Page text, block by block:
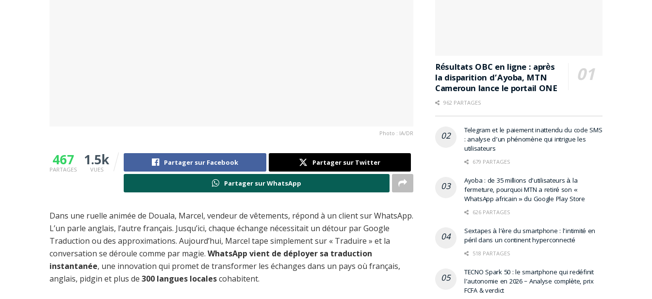
Photo : IA/DR
467
PARTAGES
1.5k
VUES
Partager sur Facebook Partager sur Twitter
Partager sur WhatsApp
Dans une ruelle animée de Douala, Marcel, vendeur de vêtements, répond à un client sur WhatsApp.
L’un parle anglais, l’autre français. Jusqu’ici, chaque échange nécessitait un détour par Google
Traduction ou des approximations. Aujourd’hui, Marcel tape simplement sur « Traduire » et la
conversation se déroule comme par magie. WhatsApp vient de déployer sa traduction
instantanée, une innovation qui promet de transformer les échanges dans un pays où français,
anglais, pidgin et plus de 300 langues localescohabitent.
Résultats OBC en ligne : après
la disparition d’Ayoba, MTN
Cameroun lance le portail ONE
962 PARTAGES
Telegram et le paiement inattendu du code SMS
: analyse d’un phénomène qui intrigue les
utilisateurs
679 PARTAGES
Ayoba : de 35 millions d’utilisateurs à la
fermeture, pourquoi MTN a retiré son «
WhatsApp africain » du Google Play Store
626 PARTAGES
Sextapes à l’ère du smartphone : l’intimité en
péril dans un continent hyperconnecté
518 PARTAGES
TECNO Spark 50 : le smartphone qui redéfinit
l’autonomie en 2026 – Analyse complète, prix
FCFA & verdict